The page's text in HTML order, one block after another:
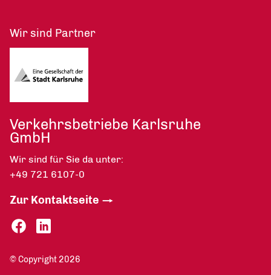
Wir sind Partner
Verkehrsbetriebe Karlsruhe
GmbH
Wir sind für Sie da unter:
+49 721 6107-0
Zur Kontaktseite
© Copyright 2026